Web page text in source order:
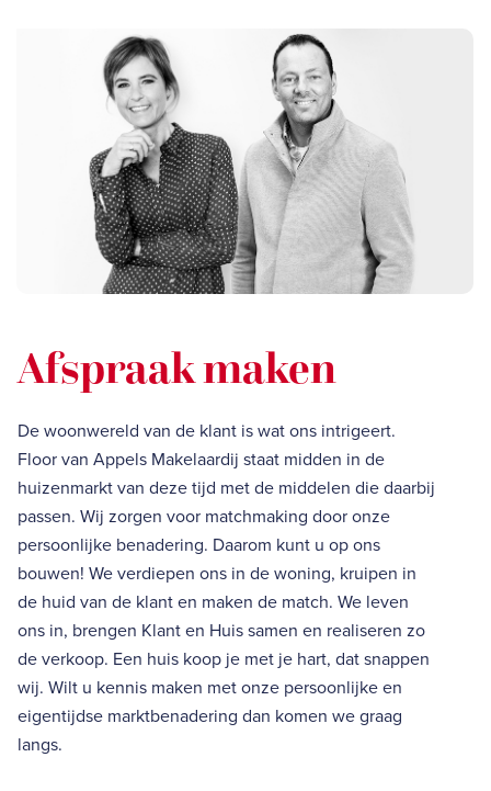
Afspraak maken
De woonwereld van de klant is wat ons intrigeert.
Floor van Appels Makelaardij staat midden in de
huizenmarkt van deze tijd met de middelen die daarbij
passen. Wij zorgen voor matchmaking door onze
persoonlijke benadering. Daarom kunt u op ons
bouwen! We verdiepen ons in de woning, kruipen in
de huid van de klant en maken de match. We leven
ons in, brengen Klant en Huis samen en realiseren zo
de verkoop. Een huis koop je met je hart, dat snappen
wij. Wilt u kennis maken met onze persoonlijke en
eigentijdse marktbenadering dan komen we graag
langs.